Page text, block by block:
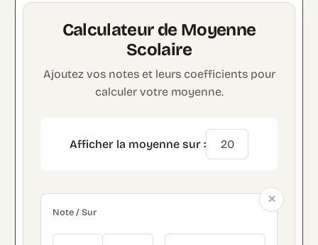
Calculateur de Moyenne
Scolaire
Ajoutez vos notes et leurs coefficients pour
calculer votre moyenne.
Afficher la moyenne sur :
×